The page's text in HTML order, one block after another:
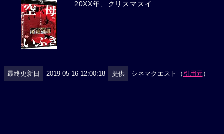
20XX年、クリスマスイ...
最終更新日 2019-05-16 12:00:18 提供 シネマクエスト（ 引用元）